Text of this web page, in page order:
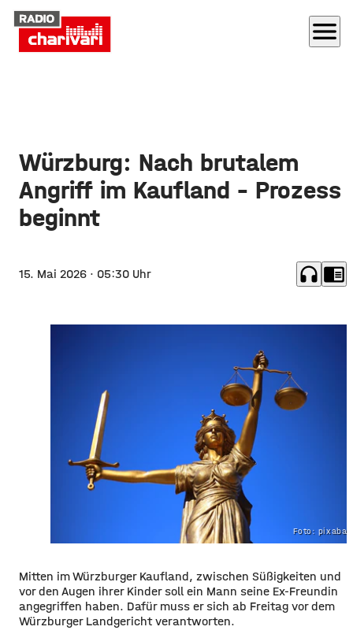
menu
Würzburg: Nach brutalem
Angriff im Kaufland – Prozess
beginnt
15. Mai 2026 · 05:30 Uhr headphones chrome_reader_mode
Foto:
Mitten im Würzburger Kaufland, zwischen Süßigkeiten und
vor den Augen ihrer Kinder soll ein Mann seine Ex-Freundin
angegriffen haben. Dafür muss er sich ab Freitag vor dem
Würzburger Landgericht verantworten.